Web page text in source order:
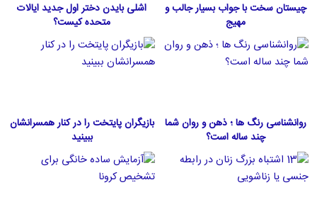
چیستان سخت با جواب بسیار جالب و
مهیج
اشلی بایدن دختر اول جدید ایالات
متحده كيست؟
روانشناسی رنگ ها ؛ ذهن و روان شما
چند ساله است؟
بازیگران پایتخت را در کنار همسرانشان
ببینید